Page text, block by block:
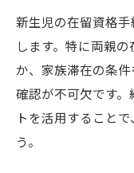
新生児の在留資格
します。特に両親
か、家族滞在の条
確認が不可欠です
トを活用すること
う。